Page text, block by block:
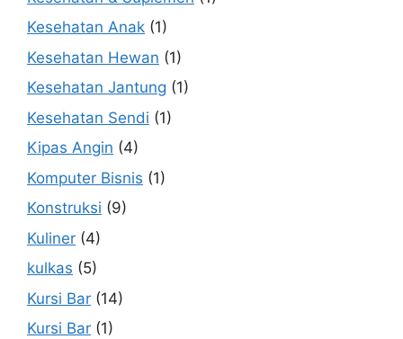
Kesehatan Anak (1)
Kesehatan Hewan (1)
Kesehatan Jantung (1)
Kesehatan Sendi (1)
Kipas Angin (4)
Komputer Bisnis (1)
Konstruksi (9)
Kuliner (4)
kulkas (5)
Kursi Bar (14)
Kursi Bar (1)